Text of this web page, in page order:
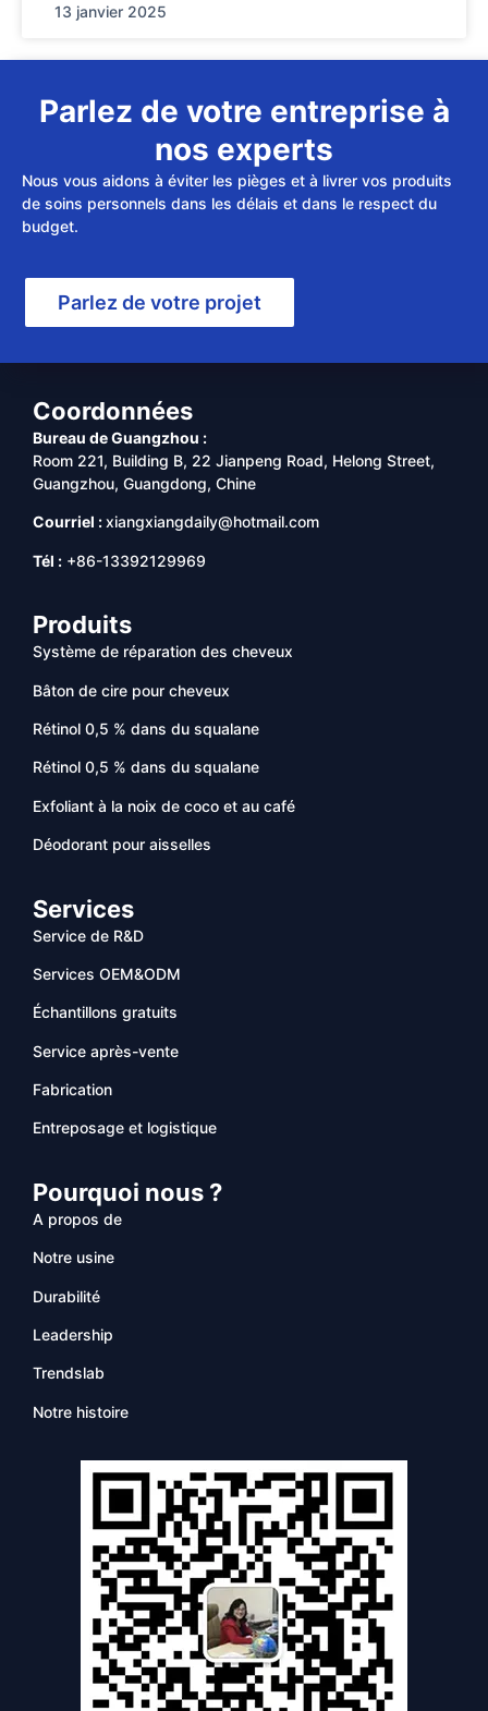
13 janvier 2025
Parlez de votre entreprise à
nos experts
Nous vous aidons à éviter les pièges et à livrer vos produits
de soins personnels dans les délais et dans le respect du
budget.
Parlez de votre projet
Coordonnées
Bureau de Guangzhou :
Room 221, Building B, 22 Jianpeng Road, Helong Street,
Guangzhou, Guangdong, Chine
Courriel :xiangxiangdaily@hotmail.com
Tél : +86-13392129969
Produits
Système de réparation des cheveux
Bâton de cire pour cheveux
Rétinol 0,5 % dans du squalane
Rétinol 0,5 % dans du squalane
Exfoliant à la noix de coco et au café
Déodorant pour aisselles
Services
Service de R&D
Services OEM&ODM
Échantillons gratuits
Service après-vente
Fabrication
Entreposage et logistique
Pourquoi nous ?
A propos de
Notre usine
Durabilité
Leadership
Trendslab
Notre histoire